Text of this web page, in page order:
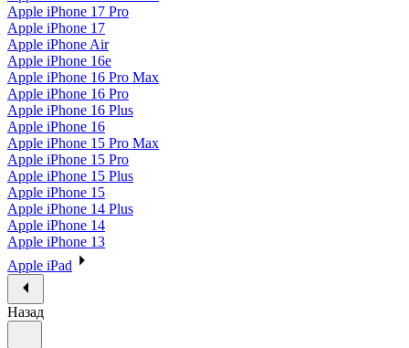
Apple iPhone 17 Pro
Apple iPhone 17
Apple iPhone Air
Apple iPhone 16e
Apple iPhone 16 Pro Max
Apple iPhone 16 Pro
Apple iPhone 16 Plus
Apple iPhone 16
Apple iPhone 15 Pro Max
Apple iPhone 15 Pro
Apple iPhone 15 Plus
Apple iPhone 15
Apple iPhone 14 Plus
Apple iPhone 14
Apple iPhone 13
Apple iPad
Назад